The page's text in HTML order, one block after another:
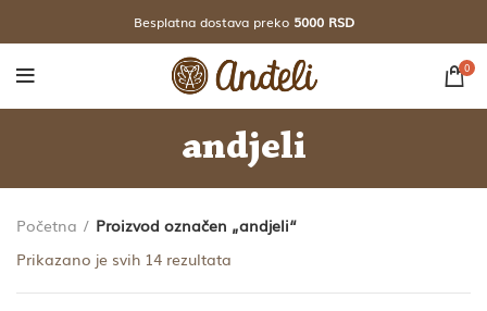
Besplatna dostava preko5000 RSD
0
andjeli
Početna
Proizvod označen „andjeli“
Prikazano je svih 14 rezultata